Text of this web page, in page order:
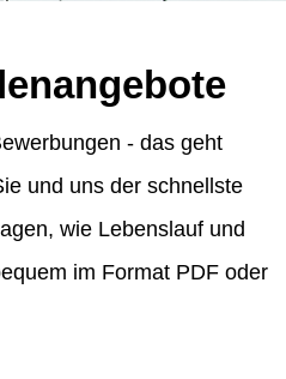
- das geht
und uns der schnellste
wie Lebenslauf und
im Format PDF oder